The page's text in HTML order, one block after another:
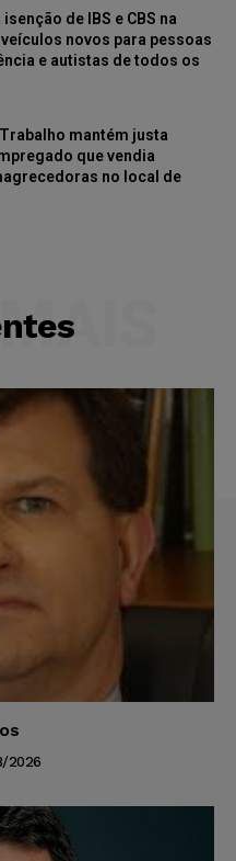
de IBS e CBS na
novos para pessoas
e autistas de todos os
mantém justa
que vendia
no local de
2026